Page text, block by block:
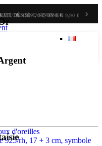
DÈS 70 €, SINON 9,90 € ›
d'oreilles